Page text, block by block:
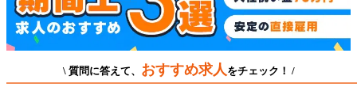
\ 質問に答えて、 おすすめ求人 をチェック！ /